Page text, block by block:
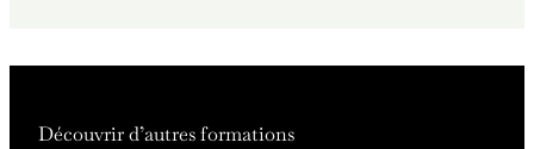
Découvrir d’autres formations